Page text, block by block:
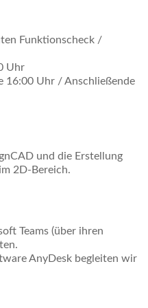
Funktionscheck /
Uhr
16:00 Uhr / Anschließende
und die Erstellung
2D-Bereich.
Teams (über ihren
AnyDesk begleiten wir